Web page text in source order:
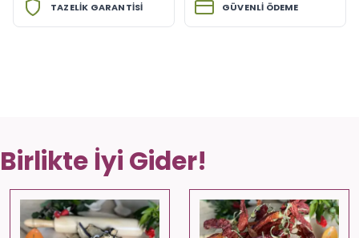
TAZELİK GARANTİSİ GÜVENLİ ÖDEME
Birlikte İyi Gider!